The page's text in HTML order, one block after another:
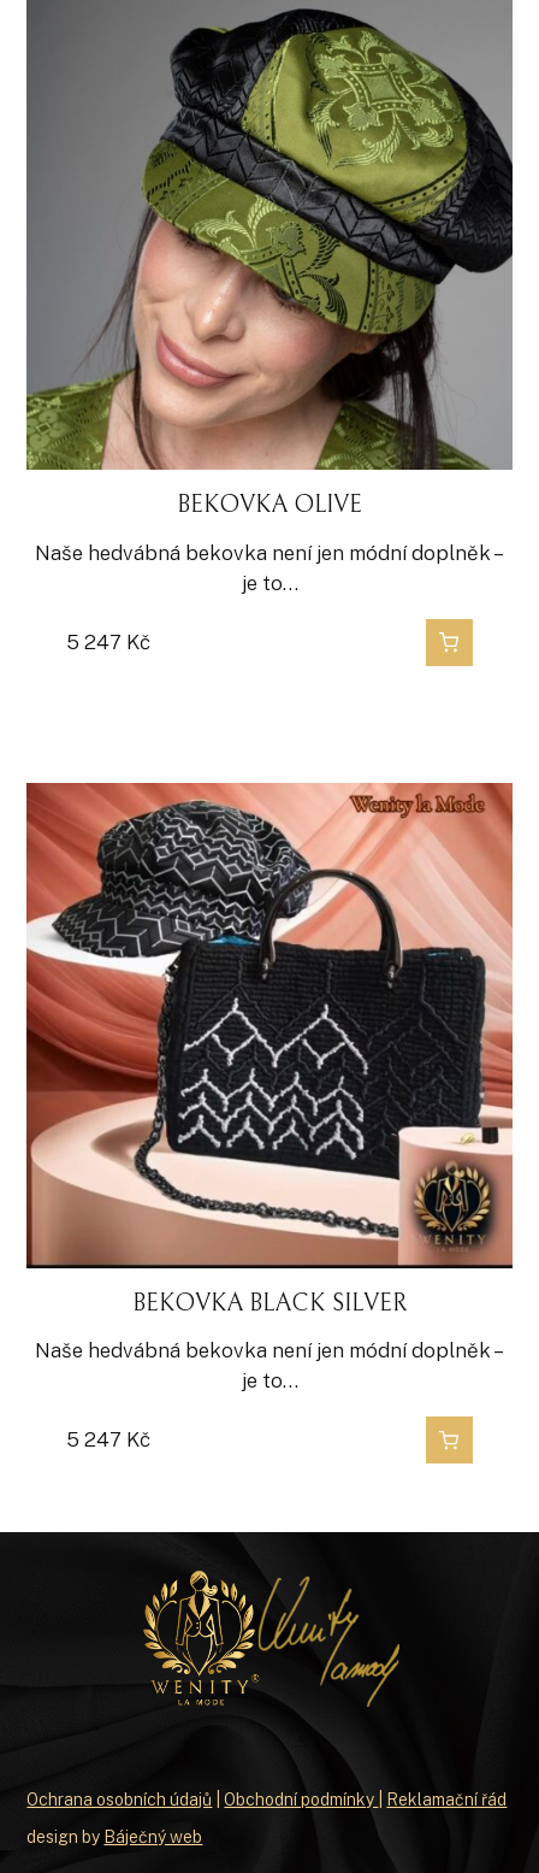
BEKOVKA OLIVE
Naše hedvábná bekovka není jen módní doplněk –
je to…
5 247 Kč
BEKOVKA BLACK SILVER
Naše hedvábná bekovka není jen módní doplněk –
je to…
5 247 Kč
Ochrana osobních údajů |Obchodní podmínky
Reklamační řád
design by Báječný web